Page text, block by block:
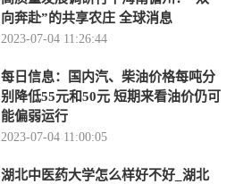
向奔赴”的共享农庄 全球消息
2023-07-04 11:26:44
每日信息：国内汽、柴油价格每吨分
别降低55元和50元 短期来看油价仍可
能偏弱运行
2023-07-04 11:00:05
湖北中医药大学怎么样好不好_湖北